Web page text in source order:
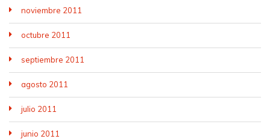
noviembre 2011
octubre 2011
septiembre 2011
agosto 2011
julio 2011
junio 2011